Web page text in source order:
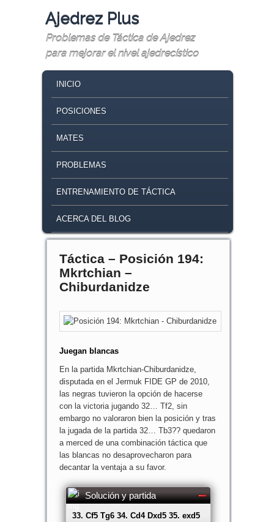
Ajedrez Plus
Problemas de Táctica de Ajedrez
para mejorar el nivel ajedrecístico
SKIP TO PRIMARY CONTENT
SKIP TO SECONDARY CONTENT
INICIO
POSICIONES
MATES
PROBLEMAS
ENTRENAMIENTO DE TÁCTICA
ACERCA DEL BLOG
Táctica – Posición 194:
Mkrtchian –
Chiburdanidze
Juegan blancas
En la partida Mkrtchian-Chiburdanidze,
disputada en el Jermuk FIDE GP de 2010,
las negras tuvieron la opción de hacerse
con la victoria jugando 32… Tf2, sin
embargo no valoraron bien la posición y tras
la jugada de la partida 32… Tb3?? quedaron
a merced de una combinación táctica que
las blancas no desaprovecharon para
decantar la ventaja a su favor.
Solución y partida
33. Cf5 Tg6 34. Cd4 Dxd5 35. exd5